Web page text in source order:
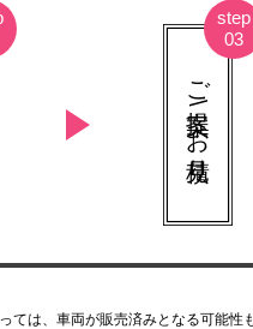
ご提案 \ お見積り
ては、車両が販売済みとなる可能性